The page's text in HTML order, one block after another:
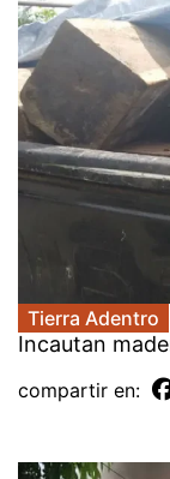
Tierra Adentro
Incautan
compartir en: